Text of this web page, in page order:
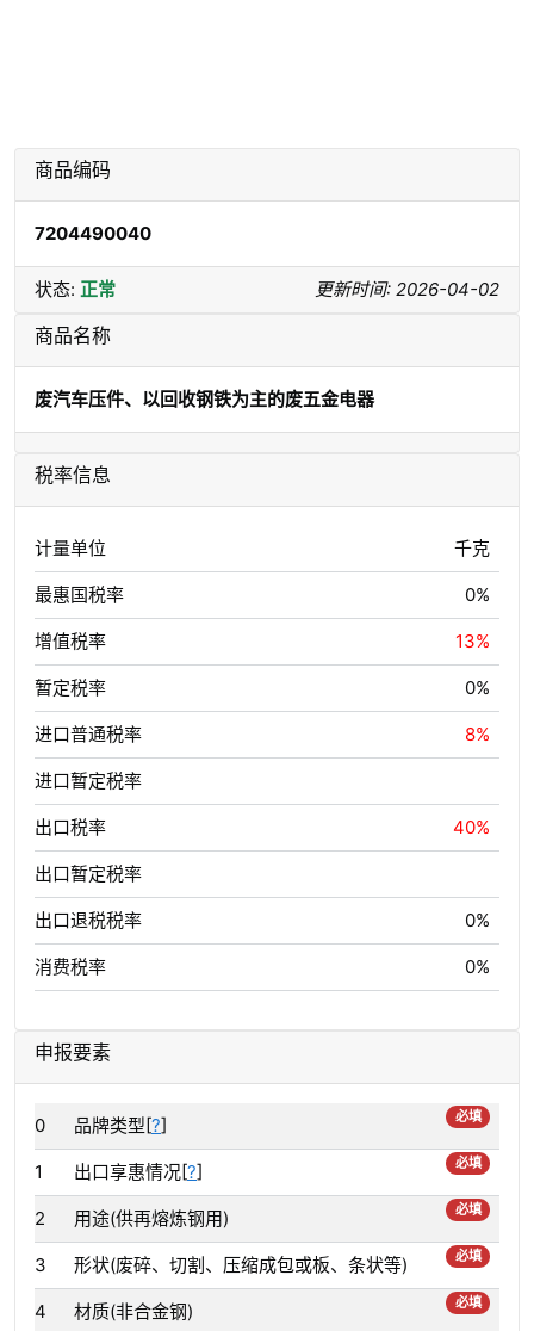
商品编码
7204490040
状态: 正常 更新时间: 2026-04-02
商品名称
废汽车压件、以回收钢铁为主的废五金电器
税率信息
计量单位 千克
最惠国税率 0%
增值税率 13%
暂定税率 0%
进口普通税率 8%
进口暂定税率
出口税率 40%
出口暂定税率
出口退税税率 0%
消费税率 0%
申报要素
0 品牌类型[?] 必填
1 出口享惠情况[?] 必填
2 用途(供再熔炼钢用) 必填
3 形状(废碎、切割、压缩成包或板、条状等) 必填
4 材质(非合金钢) 必填